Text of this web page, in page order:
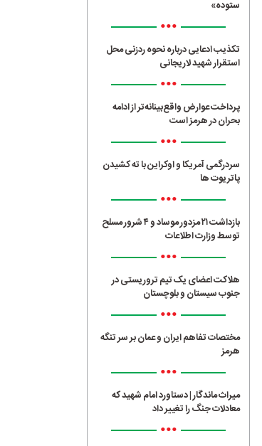
ستوده»
•••
تکذیب ادعایی درباره نحوه ردزنی محل
استقرار شهید لاریجانی
•••
پرداخت عوارض واقع‌بینانه‌تر از ادامه
بحران در هرمز است
•••
سردرگمی آمریکا و اوکراین با ته کشیدن
پاتریوت ها
•••
بازداشت ۲۱ مزدور موساد و ۴ شرور مسلح
توسط وزارت اطلاعات
•••
هلاکت اعضای یک تیم تروریستی در
جنوب سیستان و بلوچستان
•••
مختصات تفاهم ایران و عمان بر سر تنگه
هرمز
•••
میراث ماندگار | دستاورد امام شهید که
معادلات جنگ را تغییر داد
•••